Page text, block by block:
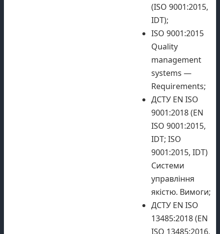
(ISO 9001:2015,
IDT);
ISO 9001:2015
Quality
management
systems —
Requirements;
ДСТУ EN ISO
9001:2018 (EN
ISO 9001:2015,
IDT; ISO
9001:2015, IDT)
Системи
управління
якістю. Вимоги;
ДСТУ EN ISO
13485:2018 (EN
ISO 13485:2016,